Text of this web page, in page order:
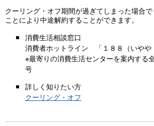
クーリング・オフ期間が過ぎてしまった場合
ことにより中途解約することができます。
消費生活相談窓口
消費者ホットライン 「１８８（いやや
※最寄りの消費生活センターを案内する
号
詳しく知りたい方
クーリング・オフ